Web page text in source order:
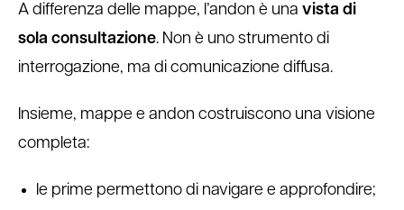
A differenza delle mappe, l’andon è una vista di
sola consultazione. Non è uno strumento di
interrogazione, ma di comunicazione diffusa.
Insieme, mappe e andon costruiscono una visione
completa:
le prime permettono di navigare e approfondire;